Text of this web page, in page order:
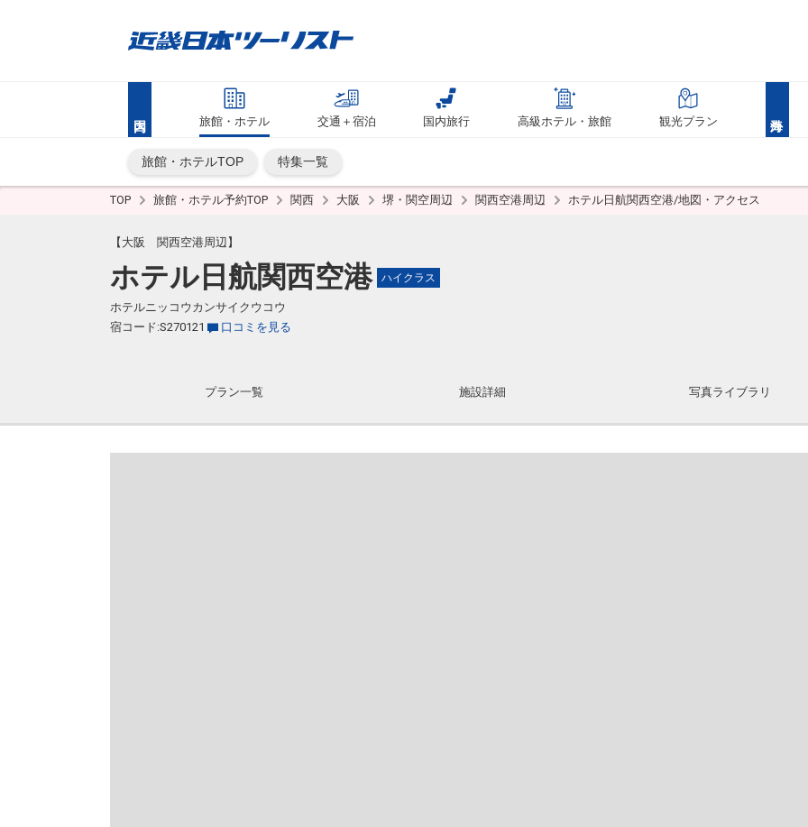
旅館・ホテル 交通＋宿泊 国内旅行 高級ホテル・旅館 観光プラン
旅館・ホテルTOP 特集一覧
TOP 旅館・ホテル予約TOP 関西 大阪 堺・関空周辺 関西空港周辺 ホテル日航関西空港/地図・アクセス
【大阪 関西空港周辺】
ホテル日航関西空港 ハイクラス
ホテルニッコウカンサイクウコウ
宿コード:S270121
口コミを見る
プラン一覧 施設詳細 写真ライブラリ